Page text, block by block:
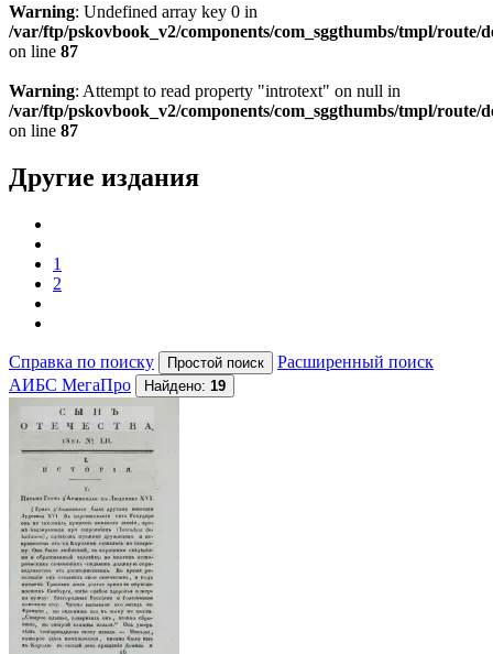
Warning: Undefined array key 0 in
/var/ftp/pskovbook_v2/components/com_sggthumbs/tmpl/route/
on line 87
Warning: Attempt to read property "introtext" on null in
/var/ftp/pskovbook_v2/components/com_sggthumbs/tmpl/route/
on line 87
Другие издания
1
2
Справка по поиску
Расширенный поиск
АИБС МегаПро
Найдено: 19